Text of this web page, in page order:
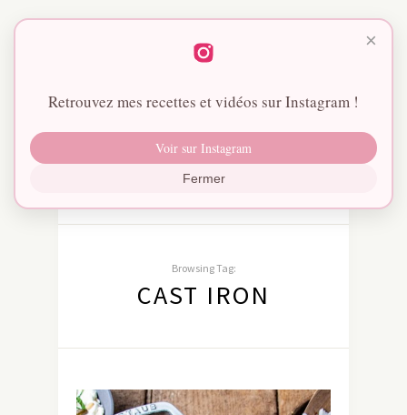
Browsing Tag:
CAST IRON
×
Retrouvez mes recettes et vidéos sur Instagram !
Voir sur Instagram
Fermer